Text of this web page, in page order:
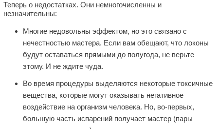
Теперь о недостатках. Они немногочисленны и
незначительны:
Многие недовольны эффектом, но это связано с
нечестностью мастера. Если вам обещают, что локоны
будут оставаться прямыми до полугода, не верьте
этому. И не ждите чуда.
Во время процедуры выделяются некоторые токсичные
вещества, которые могут оказывать негативное
воздействие на организм человека. Но, во-первых,
большую часть испарений получает мастер (пары